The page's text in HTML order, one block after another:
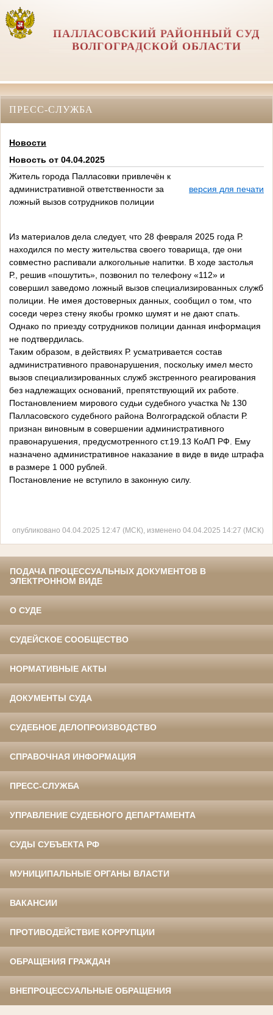
ПАЛЛАСОВСКИЙ РАЙОННЫЙ СУД
ВОЛГОГРАДСКОЙ ОБЛАСТИ
ПРЕСС-СЛУЖБА
Новости
Новость от 04.04.2025
Житель города Палласовки привлечён к
административной ответственности за
ложный вызов сотрудников полиции
версия для печати
Из материалов дела следует, что 28 февраля 2025 года Р.
находился по месту жительства своего товарища, где они
совместно распивали алкогольные напитки. В ходе застолья
Р., решив «пошутить», позвонил по телефону «112» и
совершил заведомо ложный вызов специализированных служб
полиции. Не имея достоверных данных, сообщил о том, что
соседи через стену якобы громко шумят и не дают спать.
Однако по приезду сотрудников полиции данная информация
не подтвердилась.
Таким образом, в действиях Р. усматривается состав
административного правонарушения, поскольку имел место
вызов специализированных служб экстренного реагирования
без надлежащих оснований, препятствующий их работе.
Постановлением мирового судьи судебного участка № 130
Палласовского судебного района Волгоградской области Р.
признан виновным в совершении административного
правонарушения, предусмотренного ст.19.13 КоАП РФ. Ему
назначено административное наказание в виде в виде штрафа
в размере 1 000 рублей.
Постановление не вступило в законную силу.
опубликовано 04.04.2025 12:47 (МСК), изменено 04.04.2025 14:27 (МСК)
ПОДАЧА ПРОЦЕССУАЛЬНЫХ ДОКУМЕНТОВ В
ЭЛЕКТРОННОМ ВИДЕ
О СУДЕ
СУДЕЙСКОЕ СООБЩЕСТВО
НОРМАТИВНЫЕ АКТЫ
ДОКУМЕНТЫ СУДА
СУДЕБНОЕ ДЕЛОПРОИЗВОДСТВО
СПРАВОЧНАЯ ИНФОРМАЦИЯ
ПРЕСС-СЛУЖБА
УПРАВЛЕНИЕ СУДЕБНОГО ДЕПАРТАМЕНТА
СУДЫ СУБЪЕКТА РФ
МУНИЦИПАЛЬНЫЕ ОРГАНЫ ВЛАСТИ
ВАКАНСИИ
ПРОТИВОДЕЙСТВИЕ КОРРУПЦИИ
ОБРАЩЕНИЯ ГРАЖДАН
ВНЕПРОЦЕССУАЛЬНЫЕ ОБРАЩЕНИЯ